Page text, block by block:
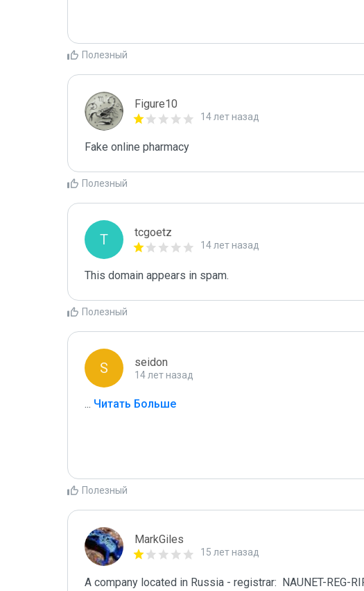
Полезный
Figure10
14 лет назад
Fake online pharmacy
Полезный
T tcgoetz
14 лет назад
This domain appears in spam.
Полезный
S seidon
14 лет назад
... Читать Больше
Полезный
MarkGiles
15 лет назад
A company located in Russia - registrar:  NAUNET-REG-